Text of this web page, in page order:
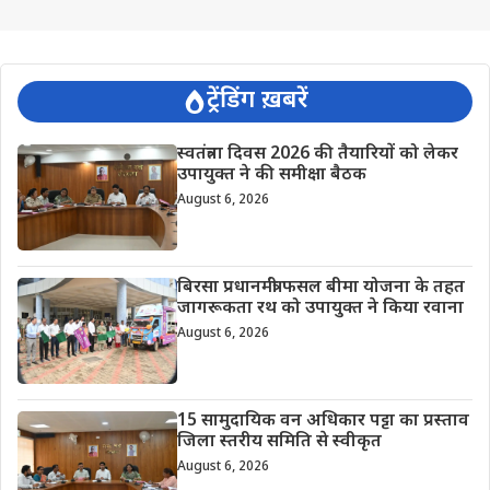
ट्रेंडिंग ख़बरें
स्वतंत्रता दिवस 2026 की तैयारियों को लेकर
उपायुक्त ने की समीक्षा बैठक
August 6, 2026
बिरसा प्रधानमंत्री फसल बीमा योजना के तहत
जागरूकता रथ को उपायुक्त ने किया रवाना
August 6, 2026
15 सामुदायिक वन अधिकार पट्टा का प्रस्ताव
जिला स्तरीय समिति से स्वीकृत
August 6, 2026